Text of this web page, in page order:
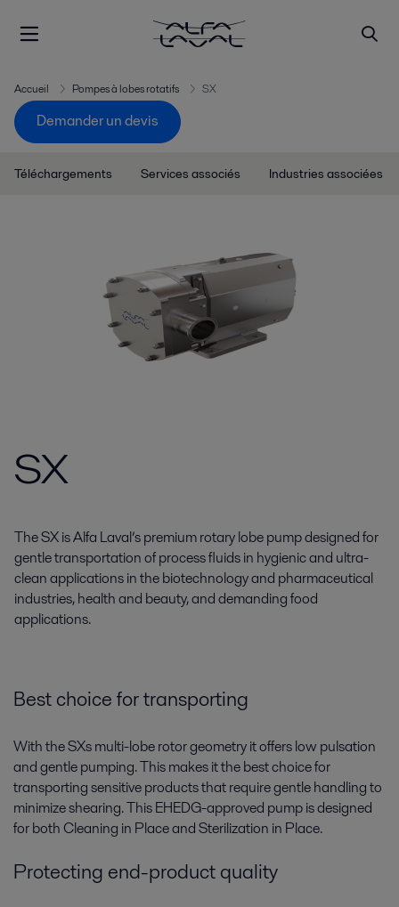
Accueil Pompes à lobes rotatifs SX
Demander un devis
Téléchargements Services associés Industries associées
SX
The SX is Alfa Laval’s premium rotary lobe pump designed for
gentle transportation of process fluids in hygienic and ultra-
clean applications in the biotechnology and pharmaceutical
industries, health and beauty, and demanding food
applications.
Best choice for transporting
With the SXs multi-lobe rotor geometry it offers low pulsation
and gentle pumping. This makes it the best choice for
transporting sensitive products that require gentle handling to
minimize shearing. This EHEDG-approved pump is designed
for both Cleaning in Place and Sterilization in Place.
Protecting end-product quality